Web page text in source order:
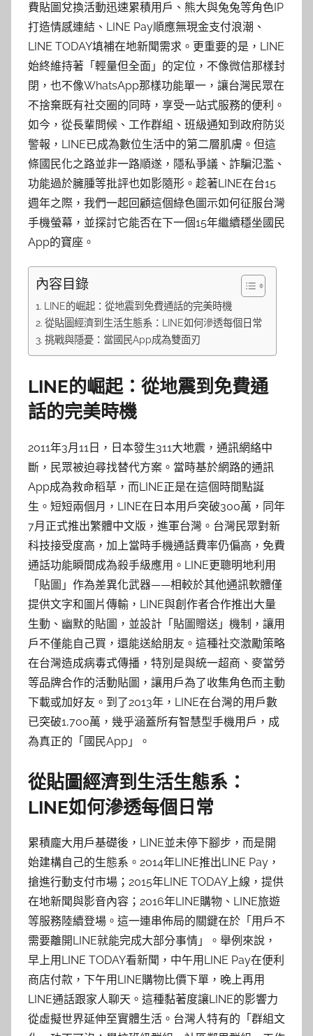
費貼圖兌換活動迅速累積用戶、熊大與兔兔等角色IP
打造情感連結、LINE Pay順應無現金支付浪潮、
LINE TODAY填補在地新聞需求。更重要的是，LINE
始終維持著「輕量但全面」的定位，不像微信那樣封
閉，也不像WhatsApp那樣功能單一，讓台灣民眾在
不捨棄既有社交圈的同時，享受一站式服務的便利。
如今，從長輩問候、工作群組、班級通知到政府防災
警報，LINE已成為數位生活中的第二層肌膚。但這
條國民化之路並非一路順遂，隱私爭議、詐騙氾濫、
功能過於臃腫等批評也如影隨形。趁著LINE在台15
週年之際，我們一起回顧這個綠色圖示如何征服台灣
手機螢幕，並探討它能否在下一個15年繼續穩坐國民
App的寶座。
內容目錄
LINE的崛起：從地震到免費通話的完美時機
從貼圖經濟到生活生態系：LINE如何滲透每個日常
挑戰與隱憂：當國民App成為雙面刃
LINE的崛起：從地震到免費通
話的完美時機
2011年3月11日，日本發生311大地震，通訊網絡中
斷，民眾被迫尋找替代方案。當時基於網路的通訊
App成為救命稻草，而LINE正是在這個時間點誕
生。短短兩個月，LINE在日本用戶突破300萬，同年
7月正式推出繁體中文版，進軍台灣。台灣民眾對新
科技接受度高，加上當時手機通話費率仍偏高，免費
通話功能瞬間成為殺手級應用。LINE更聰明地利用
「貼圖」作為差異化武器——相較於其他通訊軟體僅
提供文字和圖片傳輸，LINE與創作者合作推出大量
生動、幽默的貼圖，並設計「貼圖贈送」機制，讓用
戶不僅能自己買，還能送給朋友。這種社交激勵策略
在台灣造成病毒式傳播，特別是與統一超商、麥當勞
等品牌合作的活動貼圖，讓用戶為了收集角色而主動
下載或加好友。到了2013年，LINE在台灣的用戶數
已突破1,700萬，幾乎涵蓋所有智慧型手機用戶，成
為真正的「國民App」。
從貼圖經濟到生活生態系：
LINE如何滲透每個日常
累積龐大用戶基礎後，LINE並未停下腳步，而是開
始建構自己的生態系。2014年LINE推出LINE Pay，
搶進行動支付市場；2015年LINE TODAY上線，提供
在地新聞與影音內容；2016年LINE購物、LINE旅遊
等服務陸續登場。這一連串佈局的關鍵在於「用戶不
需要離開LINE就能完成大部分事情」。舉例來說，
早上用LINE TODAY看新聞，中午用LINE Pay在便利
商店付款，下午用LINE購物比價下單，晚上再用
LINE通話跟家人聊天。這種黏著度讓LINE的影響力
從虛擬世界延伸至實體生活。台灣人特有的「群組文